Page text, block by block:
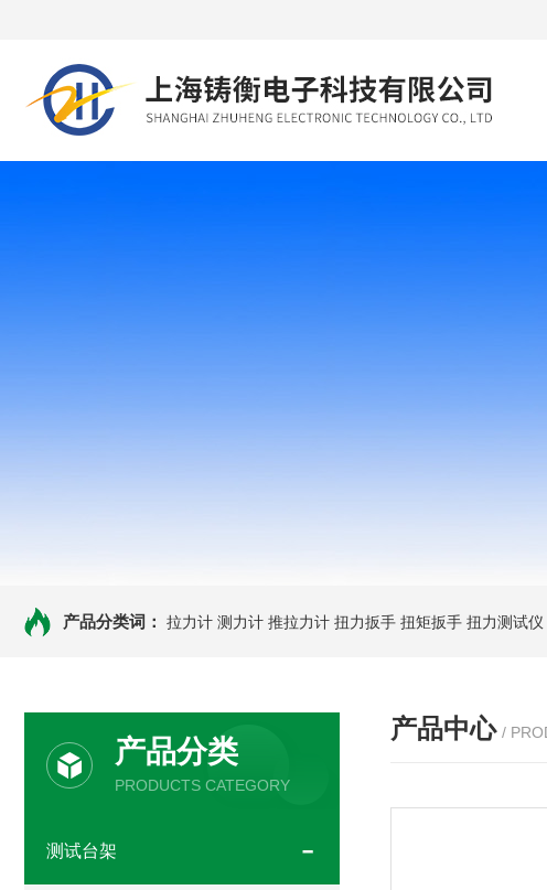
产品分类词： 拉力计 测力计 推拉力计 扭力扳手 扭矩扳手 扭力测试仪
产品分类
PRODUCTS CATEGORY
测试台架
产品中心 /